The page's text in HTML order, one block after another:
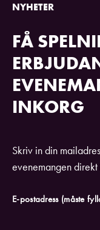
NYHETER
FÅ
INKORG
Skriv in din
evenemangen
E-postadress (måste